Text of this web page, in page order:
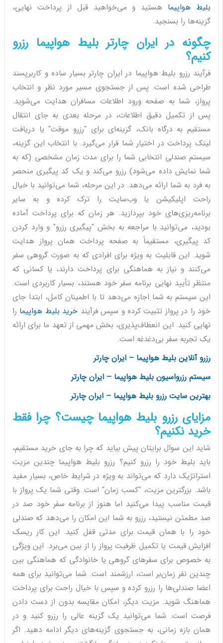
بلیط هواپیما هستید و می‌خواهید قبل از پرداخت نهایی،
گزینه‌ها را بسنجید.
چگونه در ایران چارتر بلیط هواپیما رزرو
کنیم؟
فرآیند رزرو بلیط هواپیما در ایران چارتر بسیار ساده و کاربرپسند
طراحی شده است. پس از جستجوی مسیر مورد نظر و انتخاب
پرواز، شما به صفحه ورود اطلاعات مسافران هدایت می‌شوید.
پس از تکمیل دقیق اطلاعات، در مرحله بعدی به جای انتقال
مستقیم به درگاه بانک، گزینه‌ای برای "رزرو موقت" یا دریافت
لینک پرداخت در اختیار شما قرار می‌گیرد. با انتخاب این گزینه،
سیستم صندلی انتخابی شما را برای مدت زمان مشخصی (که به
شما نمایش داده می‌شود) رزرو می‌کند و یک کد پیگیری منحصر
به فرد به شما ارائه می‌دهد. در این مرحله، شما می‌توانید با خیال
راحت اپلیکیشن یا وب‌سایت را ترک کرده و به سایر
برنامه‌ریزی‌های خود بپردازید. هر زمان که برای پرداخت آماده
بودید، می‌توانید با مراجعه به بخش "پیگیری رزرو" و وارد کردن
کد پیگیری، مستقیماً به صفحه پرداخت همان پرواز هدایت
شوید. این قابلیت به ویژه برای افرادی که به صورت گروهی سفر
می‌کنند و نیاز به هماهنگی برای پرداخت دارند، یا کسانی که
منتظر تأیید نهایی برنامه سفر خود هستند، بسیار کاربردی است.
این سیستم به شما اجازه می‌دهد تا با اطمینان کامل، ابتدا جای
خود را در پرواز تثبیت کرده و سپس فرآیند خرید بلیط هواپیما را
نهایی کنید. این انعطاف‌پذیری، بخش مهمی از تعهد ما برای ارائه
یک تجربه سفر بی‌دغدغه است.
رزرو آنلاین بلیط هواپیما – ایران چارتر
سیستم رزرواسیون بلیط هواپیما – ایران چارتر
بهترین سایت رزرو بلیط هواپیما – ایران چارتر
مزایای رزرو بلیط هواپیما چیست؟ چرا فقط
خرید نکنیم؟
شاید این سوال برایتان پیش بیاید که چرا به جای خرید مستقیم،
باید بلیط خود را رزرو کنیم؟ رزرو بلیط هواپیما چندین مزیت
استراتژیک دارد که می‌تواند به ویژه در شرایط خاص، بسیار مفید
باشد. بزرگترین مزیت، "کسب زمان" است. وقتی شما یک پرواز با
قیمت مناسب پیدا می‌کنید اما هنوز از برنامه سفر خود صد در
صد مطمئن نیستید، رزرو به شما این امکان را می‌دهد که صندلی
خود را با همان قیمت برای مدتی قفل کنید. این کار ریسک
افزایش قیمت یا تکمیل ظرفیت پرواز را از بین می‌برد. این ویژگی
به خصوص برای سفرهای گروهی یا خانوادگی که هماهنگی بین
چندین نفر زمان‌بر است، ارزشمند است. شما می‌توانید برای همه
اعضا صندلی‌ها را رزرو کرده و سپس با خیال راحت برای پرداخت
هماهنگ شوید. مزیت دیگر، امکان مقایسه بدون از دست دادن
فرصت است. شما می‌توانید یک گزینه عالی را رزرو کنید و در
همان بازه زمانی، به جستجوی گزینه‌های دیگر ادامه دهید. اگر